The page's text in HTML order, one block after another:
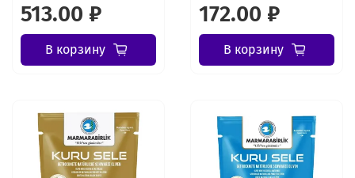
513.00 ₽
В корзину
172.00 ₽
В корзину